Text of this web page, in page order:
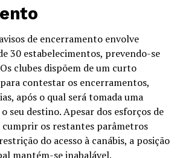
de encerramento envolve
30 estabelecimentos, prevendo-se
clubes dispõem de um curto
contestar os encerramentos,
após o qual será tomada uma
seu destino. Apesar dos esforços de
cumprir os restantes parâmetros
do acesso à canábis, a posição
mantém-se inabalável.